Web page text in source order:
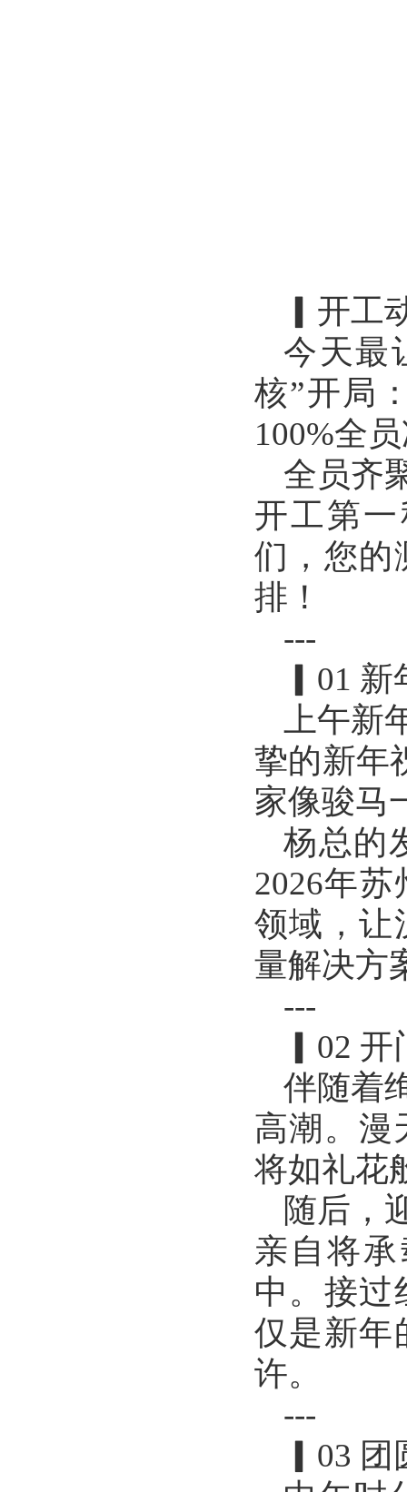
▎开工
今天最
核”开局
100%全
全员齐
开工第
们，您的
排！
---
▎01
上午
挚的新年
家像骏马
杨总的
2026年
领域，让
量解决方
---
▎02
伴随着
高潮。漫
将如礼花
随后，
亲自将
中。接过
仅是新年
许。
---
▎03